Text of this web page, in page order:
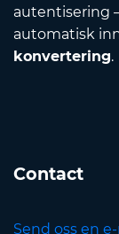
autentisering
automatisk
konvertering.
Contact
Send oss en